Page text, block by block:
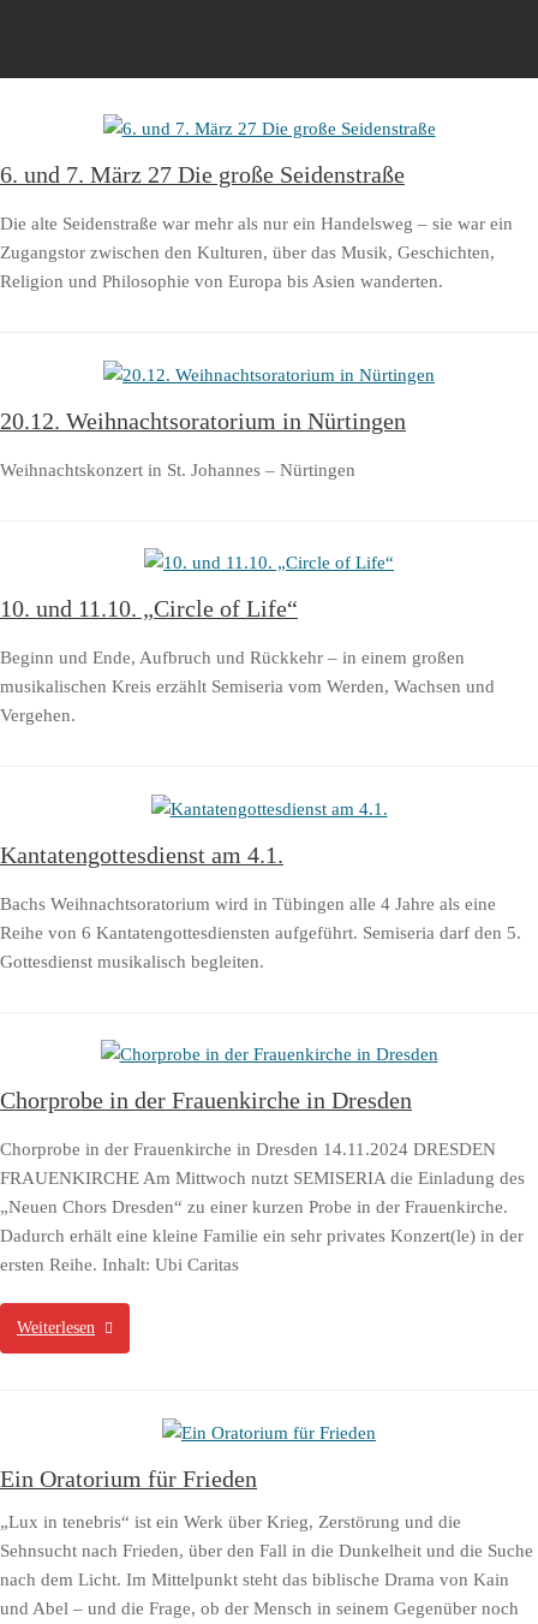
6. und 7. März 27 Die große Seidenstraße
Die alte Seidenstraße war mehr als nur ein Handelsweg – sie war ein
Zugangstor zwischen den Kulturen, über das Musik, Geschichten,
Religion und Philosophie von Europa bis Asien wanderten.
20.12. Weihnachtsoratorium in Nürtingen
Weihnachtskonzert in St. Johannes – Nürtingen
10. und 11.10. „Circle of Life“
Beginn und Ende, Aufbruch und Rückkehr – in einem großen
musikalischen Kreis erzählt Semiseria vom Werden, Wachsen und
Vergehen.
Kantatengottesdienst am 4.1.
Bachs Weihnachtsoratorium wird in Tübingen alle 4 Jahre als eine
Reihe von 6 Kantatengottesdiensten aufgeführt. Semiseria darf den 5.
Gottesdienst musikalisch begleiten.
Chorprobe in der Frauenkirche in Dresden
Chorprobe in der Frauenkirche in Dresden 14.11.2024 DRESDEN
FRAUENKIRCHE Am Mittwoch nutzt SEMISERIA die Einladung des
„Neuen Chors Dresden“ zu einer kurzen Probe in der Frauenkirche.
Dadurch erhält eine kleine Familie ein sehr privates Konzert(le) in der
ersten Reihe. Inhalt: Ubi Caritas
Weiterlesen
Ein Oratorium für Frieden
„Lux in tenebris“ ist ein Werk über Krieg, Zerstörung und die
Sehnsucht nach Frieden, über den Fall in die Dunkelheit und die Suche
nach dem Licht. Im Mittelpunkt steht das biblische Drama von Kain
und Abel – und die Frage, ob der Mensch in seinem Gegenüber noch